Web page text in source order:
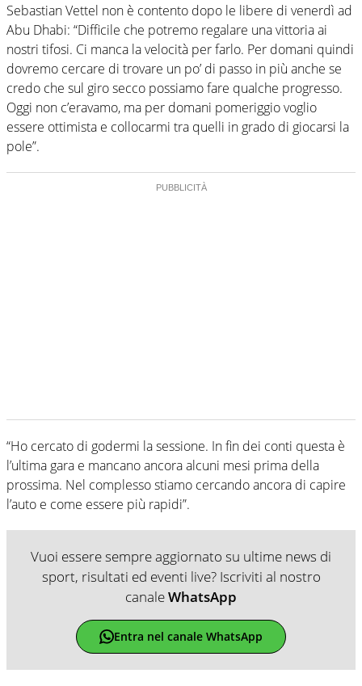
Sebastian Vettel non è contento dopo le libere di venerdì ad
Abu Dhabi: “Difficile che potremo regalare una vittoria ai
nostri tifosi. Ci manca la velocità per farlo. Per domani quindi
dovremo cercare di trovare un po’ di passo in più anche se
credo che sul giro secco possiamo fare qualche progresso.
Oggi non c’eravamo, ma per domani pomeriggio voglio
essere ottimista e collocarmi tra quelli in grado di giocarsi la
pole”.
“Ho cercato di godermi la sessione. In fin dei conti questa è
l’ultima gara e mancano ancora alcuni mesi prima della
prossima. Nel complesso stiamo cercando ancora di capire
l’auto e come essere più rapidi”.
Vuoi essere sempre aggiornato su ultime news di
sport, risultati ed eventi live? Iscriviti al nostro
canaleWhatsApp
Entra nel canale WhatsApp